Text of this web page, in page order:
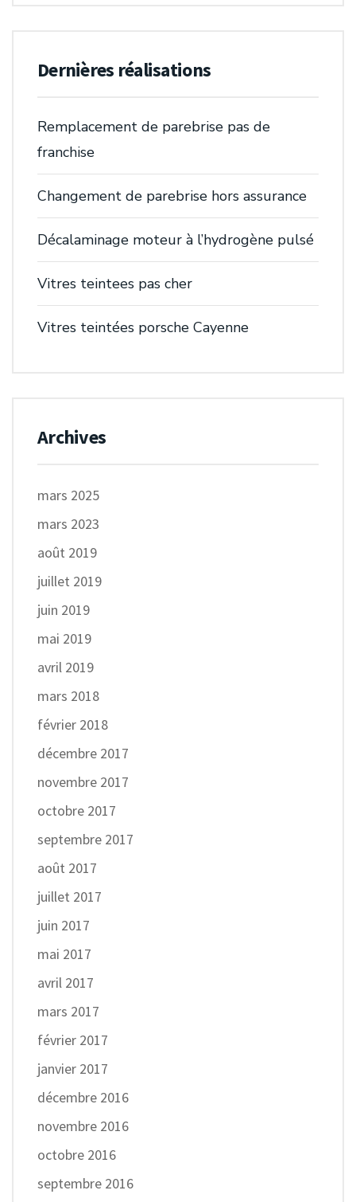
Dernières réalisations
Remplacement de parebrise pas de
franchise
Changement de parebrise hors assurance
Décalaminage moteur à l’hydrogène pulsé
Vitres teintees pas cher
Vitres teintées porsche Cayenne
Archives
mars 2025
mars 2023
août 2019
juillet 2019
juin 2019
mai 2019
avril 2019
mars 2018
février 2018
décembre 2017
novembre 2017
octobre 2017
septembre 2017
août 2017
juillet 2017
juin 2017
mai 2017
avril 2017
mars 2017
février 2017
janvier 2017
décembre 2016
novembre 2016
octobre 2016
septembre 2016